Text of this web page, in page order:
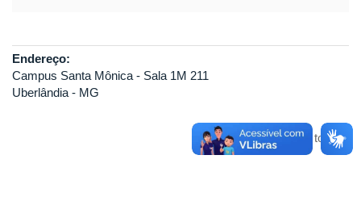
Endereço:
Campus Santa Mônica - Sala 1M 211
Uberlândia - MG
Voltar para o topo